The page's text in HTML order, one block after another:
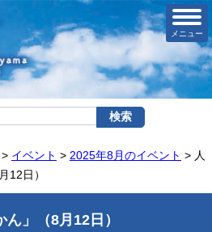
メニュー
> イベント > 2025年8月のイベント > 人
12日）
」（8月12日）